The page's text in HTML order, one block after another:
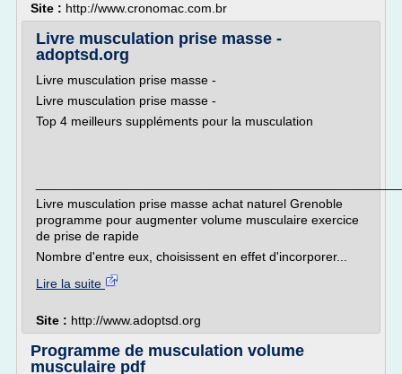
Site : http://www.cronomac.com.br
Livre musculation prise masse -
adoptsd.org
Livre musculation prise masse -
Livre musculation prise masse -
Top 4 meilleurs suppléments pour la musculation
Livre musculation prise masse achat naturel Grenoble
programme pour augmenter volume musculaire exercice
de prise de rapide
Nombre d'entre eux, choisissent en effet d'incorporer...
Lire la suite
Site : http://www.adoptsd.org
Programme de musculation volume
musculaire pdf